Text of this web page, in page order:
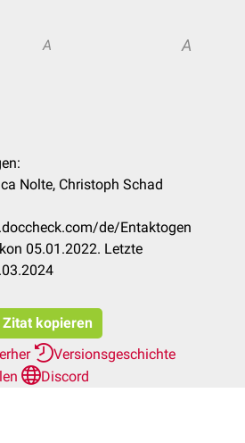
A A
Nolte, Christoph Schad
de/Entaktogen
05.01.2022. Letzte
Zitat kopieren
Versionsgeschichte
Discord